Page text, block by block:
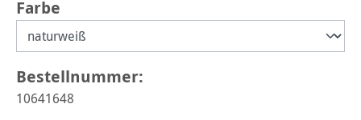
Farbe
Bestellnummer:
10641648